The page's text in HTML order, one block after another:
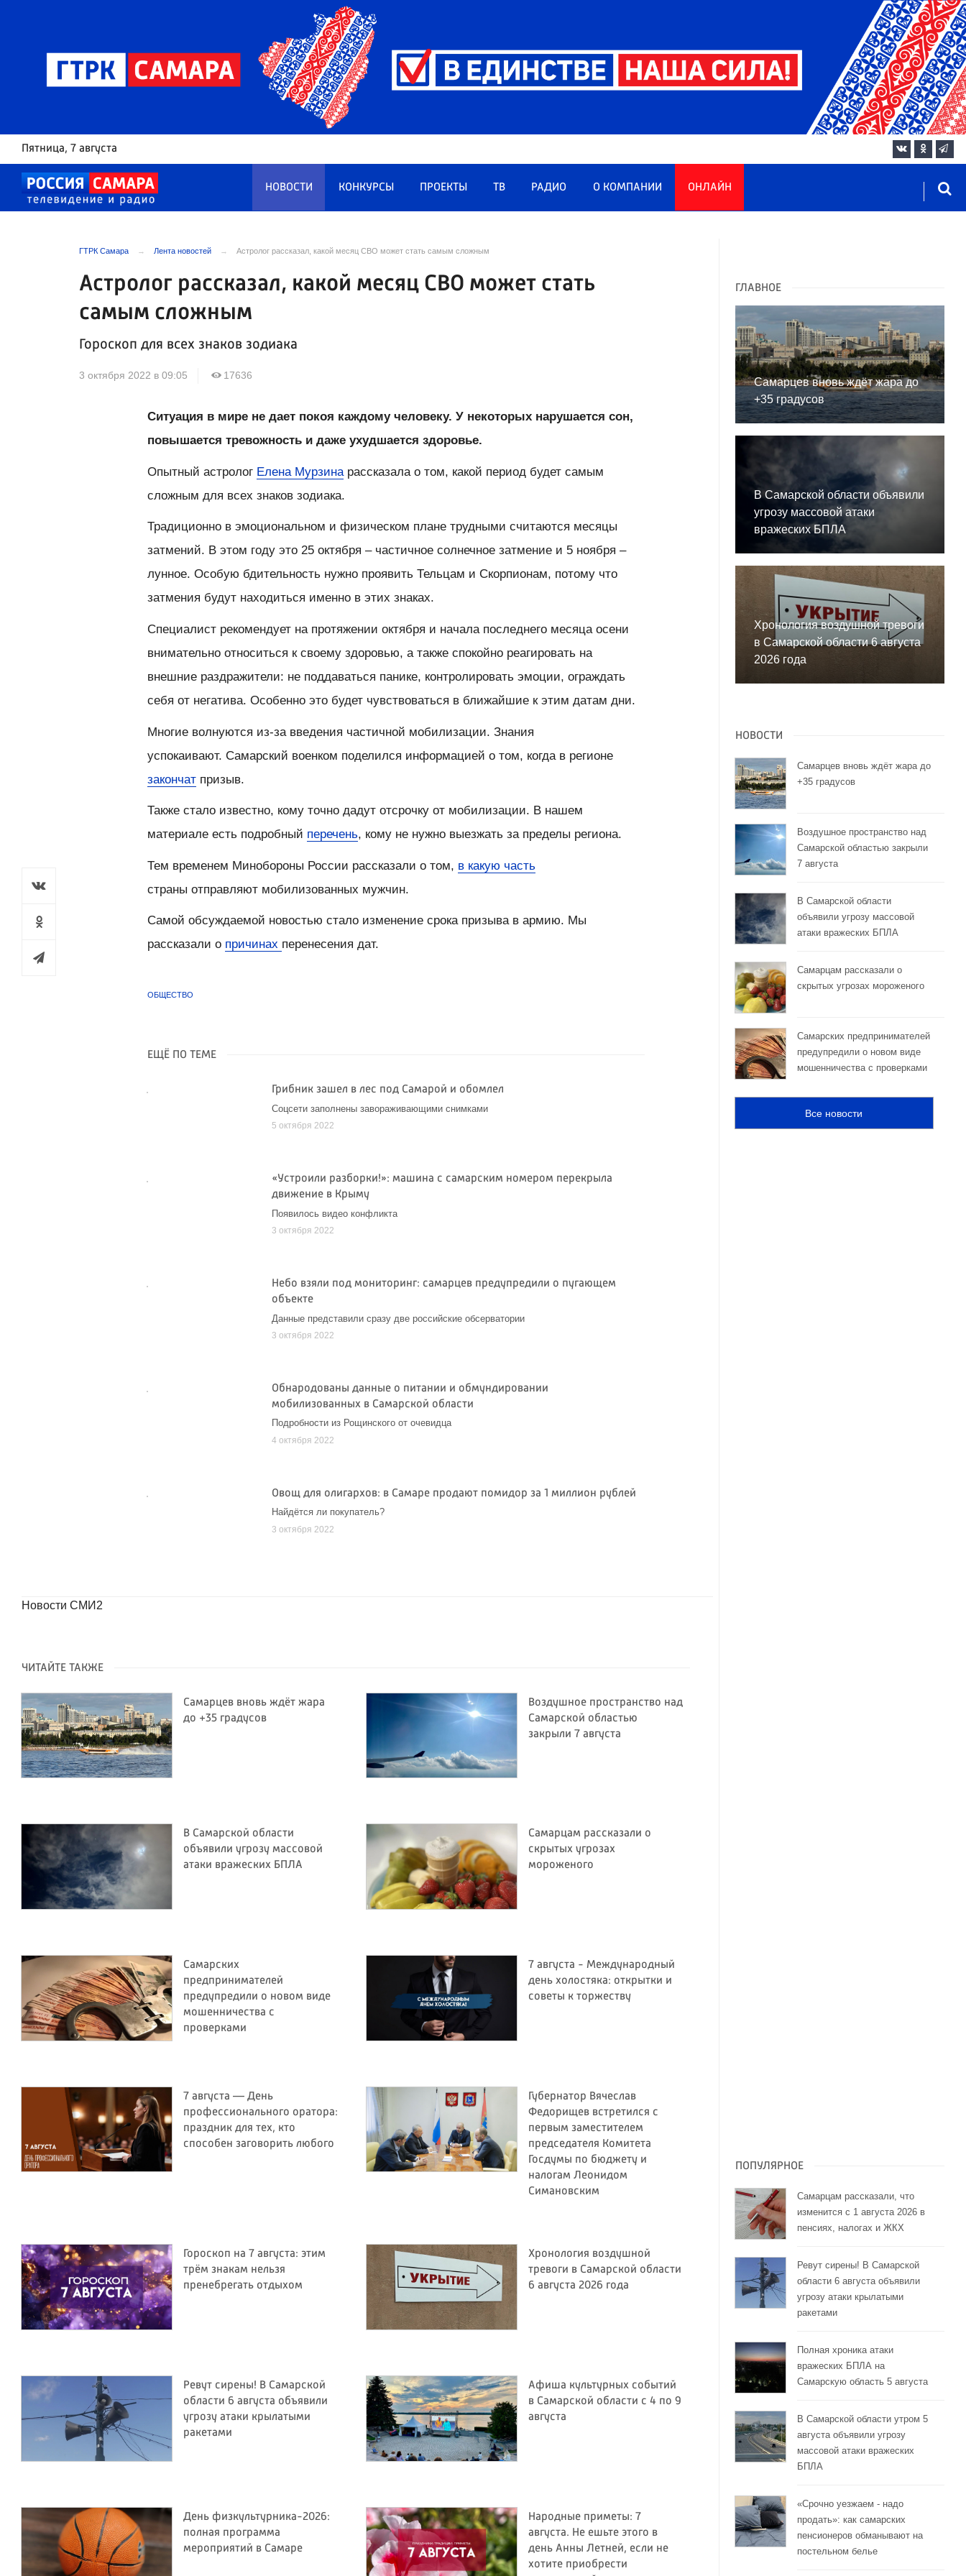
Пятница, 7 августа
НОВОСТИ КОНКУРСЫ ПРОЕКТЫ ТВ РАДИО О КОМПАНИИ ОНЛАЙН
ГТРК Самара Лента новостей Астролог рассказал, какой месяц СВО может стать самым сложным
Астролог рассказал, какой месяц СВО может стать
самым сложным
Гороскоп для всех знаков зодиака
3 октября 2022 в 09:05 17636
Ситуация в мире не дает покоя каждому человеку. У некоторых нарушается сон,
повышается тревожность и даже ухудшается здоровье.
Опытный астролог Елена Мурзина рассказала о том, какой период будет самым
сложным для всех знаков зодиака.
Традиционно в эмоциональном и физическом плане трудными считаются месяцы
затмений. В этом году это 25 октября – частичное солнечное затмение и 5 ноября –
лунное. Особую бдительность нужно проявить Тельцам и Скорпионам, потому что
затмения будут находиться именно в этих знаках.
Специалист рекомендует на протяжении октября и начала последнего месяца осени
внимательно относиться к своему здоровью, а также спокойно реагировать на
внешние раздражители: не поддаваться панике, контролировать эмоции, ограждать
себя от негатива. Особенно это будет чувствоваться в ближайшие к этим датам дни.
Многие волнуются из-за введения частичной мобилизации. Знания
успокаивают. Самарский военком поделился информацией о том, когда в регионе
закончат призыв.
Также стало известно, кому точно дадут отсрочку от мобилизации. В нашем
материале есть подробный перечень, кому не нужно выезжать за пределы региона.
Тем временем Минобороны России рассказали о том, в какую часть
страны отправляют мобилизованных мужчин.
Самой обсуждаемой новостью стало изменение срока призыва в армию. Мы
рассказали о причинах перенесения дат.
ОБЩЕСТВО
ЕЩЁ ПО ТЕМЕ
Грибник зашел в лес под Самарой и обомлел
Соцсети заполнены завораживающими снимками
5 октября 2022
«Устроили разборки!»: машина с самарским номером перекрыла
движение в Крыму
Появилось видео конфликта
3 октября 2022
Небо взяли под мониторинг: самарцев предупредили о пугающем
объекте
Данные представили сразу две российские обсерватории
3 октября 2022
Обнародованы данные о питании и обмундировании
мобилизованных в Самарской области
Подробности из Рощинского от очевидца
4 октября 2022
Овощ для олигархов: в Самаре продают помидор за 1 миллион рублей
Найдётся ли покупатель?
3 октября 2022
Новости СМИ2
ЧИТАЙТЕ ТАКЖЕ
Самарцев вновь ждёт жара
до +35 градусов
Воздушное пространство над
Самарской областью
закрыли 7 августа
В Самарской области
объявили угрозу массовой
атаки вражеских БПЛА
Самарцам рассказали о
скрытых угрозах
мороженого
Самарских
предпринимателей
предупредили о новом виде
мошенничества с
проверками
7 августа - Международный
день холостяка: открытки и
советы к торжеству
7 августа — День
профессионального оратора:
праздник для тех, кто
способен заговорить любого
Губернатор Вячеслав
Федорищев встретился с
первым заместителем
председателя Комитета
Госдумы по бюджету и
налогам Леонидом
Симановским
Гороскоп на 7 августа: этим
трём знакам нельзя
пренебрегать отдыхом
Хронология воздушной
тревоги в Самарской области
6 августа 2026 года
Ревут сирены! В Самарской
области 6 августа объявили
угрозу атаки крылатыми
ракетами
Афиша культурных событий
в Самарской области с 4 по 9
августа
День физкультурника-2026:
полная программа
мероприятий в Самаре
Народные приметы: 7
августа. Не ешьте этого в
день Анны Летней, если не
хотите приобрести
ГЛАВНОЕ
Самарцев вновь ждёт жара до
+35 градусов
В Самарской области объявили
угрозу массовой атаки
вражеских БПЛА
Хронология воздушной тревоги
в Самарской области 6 августа
2026 года
НОВОСТИ
Самарцев вновь ждёт жара до
+35 градусов
Воздушное пространство над
Самарской областью закрыли
7 августа
В Самарской области
объявили угрозу массовой
атаки вражеских БПЛА
Самарцам рассказали о
скрытых угрозах мороженого
Самарских предпринимателей
предупредили о новом виде
мошенничества с проверками
Все новости
ПОПУЛЯРНОЕ
Самарцам рассказали, что
изменится с 1 августа 2026 в
пенсиях, налогах и ЖКХ
Ревут сирены! В Самарской
области 6 августа объявили
угрозу атаки крылатыми
ракетами
Полная хроника атаки
вражеских БПЛА на
Самарскую область 5 августа
В Самарской области утром 5
августа объявили угрозу
массовой атаки вражеских
БПЛА
«Срочно уезжаем - надо
продать»: как самарских
пенсионеров обманывают на
постельном белье